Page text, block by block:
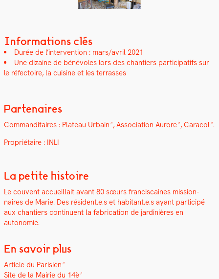
Informations clés
Durée de l’in­ter­ven­tion : mars/avril 2021
Une dizaine de bénév­oles lors des chantiers par­tic­i­pat­ifs sur
le réfec­toire, la cui­sine et les ter­rass­es
Partenaires
Com­man­di­taires : Plateau Urbain , Asso­ci­a­tion Aurore , Cara­col .
Pro­prié­taire : INLI
La petite histoire
Le cou­vent accueil­lait avant 80 sœurs fran­cis­caines mis­sion­
naires de Marie. Des résident.e.s et habitant.e.s ayant par­ticipé
aux chantiers con­tin­u­ent la fab­ri­ca­tion de jar­dinières en
autonomie.
En savoir plus
Arti­cle du Parisien
Site de la Mairie du 14è